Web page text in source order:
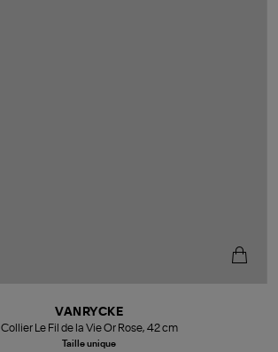
VANRYCKE
Collier Le Fil de la Vie Or Rose, 42 cm
Taille unique